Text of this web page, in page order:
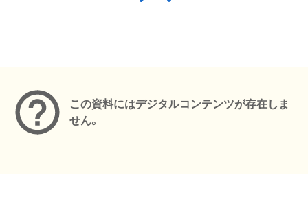
この資料にはデジタルコンテンツが存在しま
せん。